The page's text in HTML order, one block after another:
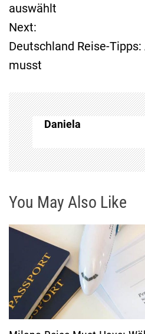
i
t
r
a
g
s
a
g
a
auswählt
Next:
Deutschland Reise-
musst
Daniela
You May Also Like